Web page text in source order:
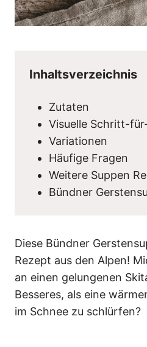
Inhaltsverzeichnis
Zutaten
Visuelle Schritt-
Variationen
Häufige Fragen
Weitere Suppen
Bündner
Diese Bündner
Rezept aus den Alpen!
an einen gelungenen
Besseres, als eine
im Schnee zu schlürfen?